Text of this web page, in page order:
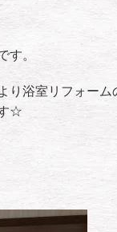
す。
り浴室リフォーム
☆